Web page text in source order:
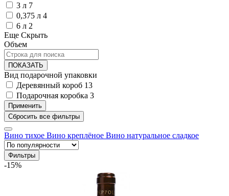
3 л 7
0,375 л 4
6 л 2
Еще Скрыть
Объем
ПОКАЗАТЬ
Вид подарочной упаковки
Деревянный короб 13
Подарочная коробка 3
Вино тихое Вино креплёное Вино натуральное сладкое
Фильтры
-15%